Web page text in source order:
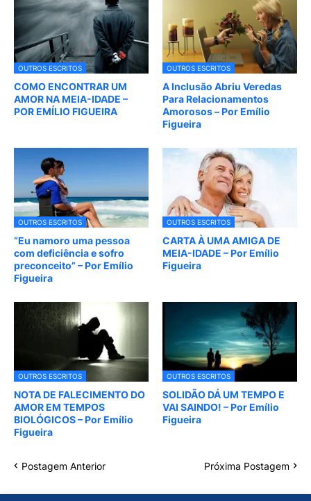
OUTROS ESCRITOS
COMO ENCONTRAR UM
AMOR NA MEIA-IDADE –
POR EMÍLIO FIGUEIRA
OUTROS ESCRITOS
A Inclusão Abriu Veredas
Para Relacionamentos
Amorosos – Por Emílio
Figueira
OUTROS ESCRITOS
“Eu namoro uma pessoa
com deficiência e sofro
preconceito” – Por Emílio
Figueira
OUTROS ESCRITOS
CARTA À UMA AMIGA DE
MEIA-IDADE – Por Emílio
Figueira
OUTROS ESCRITOS
NOTA DE FALECIMENTO DO
AMOR EM TEMPOS
BIOLÓGICOS – Por Emílio
Figueira
OUTROS ESCRITOS
SOLIDÃO DÁ UM TEMPO E
VAI SAINDO! – Por Emílio
Figueira
Postagem Anterior Próxima Postagem